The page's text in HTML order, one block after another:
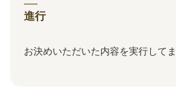
進行
お決めいただいた内容を実行してま